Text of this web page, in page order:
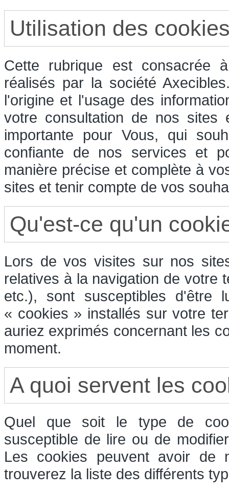
Utilisation des
Cette rubrique est consacrée
réalisés par la société
l'origine et l'usage des
votre consultation de nos
importante pour Vous, qui
confiante de nos services et
manière précise et complète à
sites et tenir compte de vos
Qu'est-ce qu'un
Lors de vos visites sur nos
relatives à la navigation de votre
etc.), sont susceptibles d'être
« cookies » installés sur votre
auriez exprimés concernant les
moment.
A quoi servent les
Quel que soit le type de
susceptible de lire ou de
Les cookies peuvent avoir de
trouverez la liste des différents